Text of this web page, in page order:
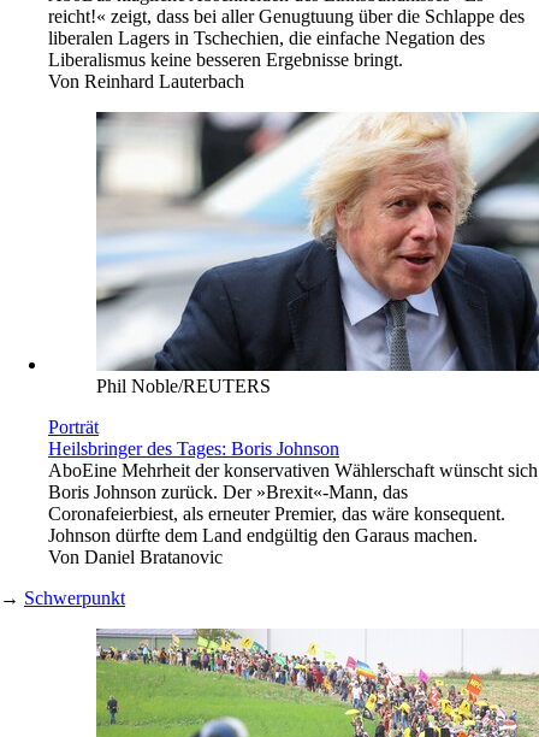
reicht!« zeigt, dass bei aller Genugtuung über die Schlappe des
liberalen Lagers in Tschechien, die einfache Negation des
Liberalismus keine besseren Ergebnisse bringt.
Von Reinhard Lauterbach
Phil Noble/REUTERS
Porträt
Heilsbringer des Tages: Boris Johnson
AboEine Mehrheit der konservativen Wählerschaft wünscht sich
Boris Johnson zurück. Der »Brexit«-Mann, das
Coronafeierbiest, als erneuter Premier, das wäre konsequent.
Johnson dürfte dem Land endgültig den Garaus machen.
Von Daniel Bratanovic
→ Schwerpunkt